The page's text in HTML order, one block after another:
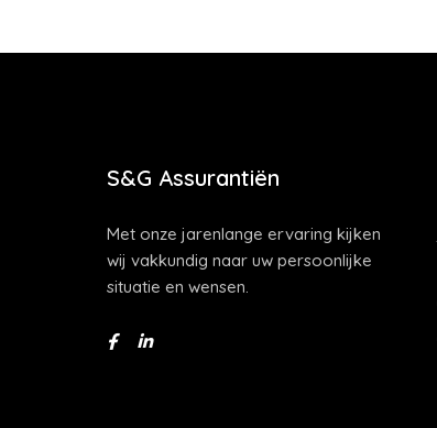
S&G Assurantiën
Met onze jarenlange ervaring kijken
wij vakkundig naar uw persoonlijke
situatie en wensen.